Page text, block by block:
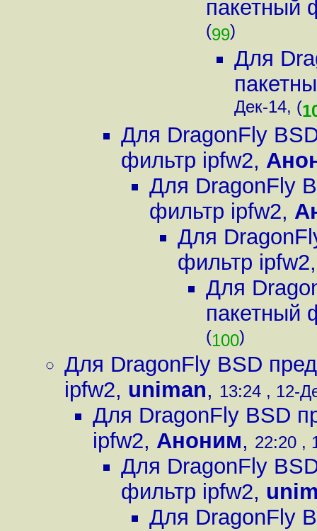
пакетный
(99)
Для
Дек-14, (
Для DragonFly
фильтр ipfw2,
Для DragonFly
фильтр ipfw2,
Для
фильтр ipfw2
Для
пакетный
(100)
Для DragonFly BSD
ipfw2, uniman, 13:24 , 12-
Для DragonFly BSD
ipfw2, Аноним, 22:20 ,
Для DragonFly
фильтр ipfw2,
Для DragonFly